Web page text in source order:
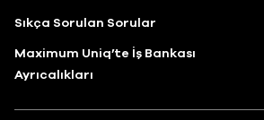
Sıkça Sorulan Sorular
Maximum Uniq’te İş Bankası
Ayrıcalıkları